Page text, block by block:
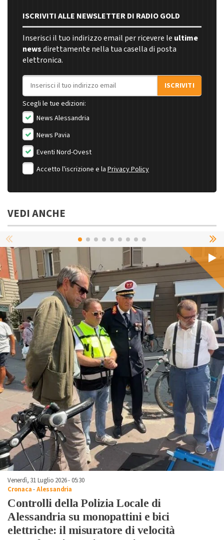
ISCRIVITI ALLE NEWSLETTER DI RADIO GOLD
Inserisci il tuo indirizzo email per ricevere le ultime
newsdirettamente nella tua casella di posta
elettronica.
Indirizzo email
ISCRIVITI
Scegli le tue edizioni:
News Alessandria
News Pavia
Eventi Nord-Ovest
Accetto l'iscrizione e la Privacy Policy
VEDI ANCHE
Venerdì, 31 Luglio 2026 - 05:30
Cronaca-Alessandria
Controlli della Polizia Locale di
Alessandria su monopattini e bici
elettriche: il misuratore di velocità